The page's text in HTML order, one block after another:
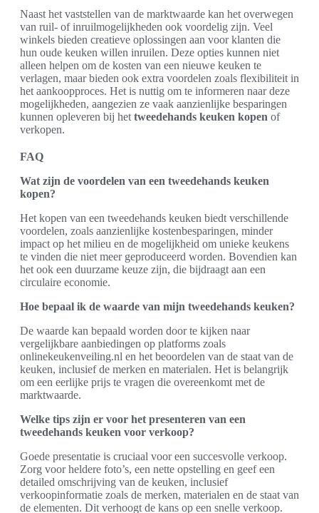
Naast het vaststellen van de marktwaarde kan het overwegen
van ruil- of inruilmogelijkheden ook voordelig zijn. Veel
winkels bieden creatieve oplossingen aan voor klanten die
hun oude keuken willen inruilen. Deze opties kunnen niet
alleen helpen om de kosten van een nieuwe keuken te
verlagen, maar bieden ook extra voordelen zoals flexibiliteit in
het aankoopproces. Het is nuttig om te informeren naar deze
mogelijkheden, aangezien ze vaak aanzienlijke besparingen
kunnen opleveren bij het tweedehands keuken kopen of
verkopen.
FAQ
Wat zijn de voordelen van een tweedehands keuken
kopen?
Het kopen van een tweedehands keuken biedt verschillende
voordelen, zoals aanzienlijke kostenbesparingen, minder
impact op het milieu en de mogelijkheid om unieke keukens
te vinden die niet meer geproduceerd worden. Bovendien kan
het ook een duurzame keuze zijn, die bijdraagt aan een
circulaire economie.
Hoe bepaal ik de waarde van mijn tweedehands keuken?
De waarde kan bepaald worden door te kijken naar
vergelijkbare aanbiedingen op platforms zoals
onlinekeukenveiling.nl en het beoordelen van de staat van de
keuken, inclusief de merken en materialen. Het is belangrijk
om een eerlijke prijs te vragen die overeenkomt met de
marktwaarde.
Welke tips zijn er voor het presenteren van een
tweedehands keuken voor verkoop?
Goede presentatie is cruciaal voor een succesvolle verkoop.
Zorg voor heldere foto’s, een nette opstelling en geef een
detailed omschrijving van de keuken, inclusief
verkoopinformatie zoals de merken, materialen en de staat van
de elementen. Dit verhoogt de kans op een snelle verkoop.